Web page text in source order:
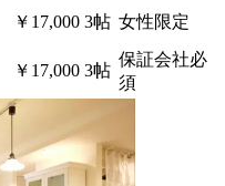
￥17,000 3帖 女性限定
￥17,000 3帖
保証会社必
須